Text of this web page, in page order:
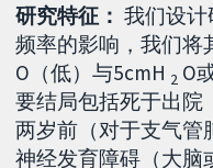
研究特征： 我们设
频率的影响，我们将
O（低）与5cmH 2 O
要结局包括死于出院
两岁前（对于支气管
神经发育障碍（大脑